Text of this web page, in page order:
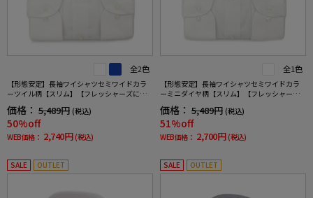
全2色
【形態安定】長袖ワイシャツセミワイドカラ
ーツイル柄【スリム】【フレッシャーズにも
価格： 5,489円 (税込)
50%off
WEB価格： 2,740円 (税込)
全1色
【形態安定】長袖ワイシャツセミワイドカラ
ーミニダイヤ柄【スリム】【フレッシャーズ
価格： 5,489円 (税込)
51%off
WEB価格： 2,700円 (税込)
SALE OUTLET SALE OUTLET